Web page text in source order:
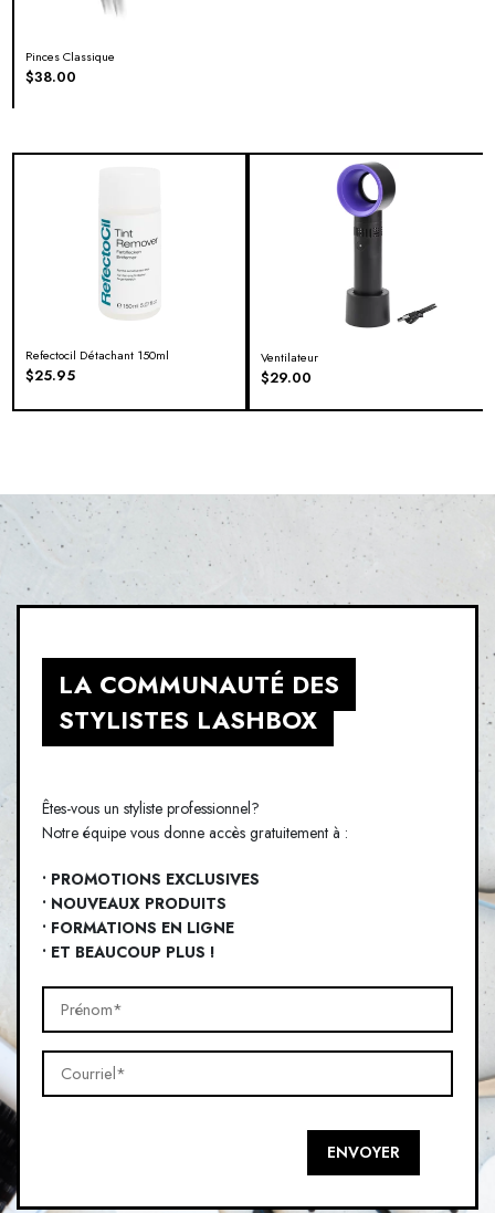
Pinces Classique
$38.00
Refectocil Détachant 150ml
$25.95
Ventilateur
$29.00
LA COMMUNAUTÉ DES
STYLISTES LASHBOX
Êtes-vous un styliste professionnel?
Notre équipe vous donne accès gratuitement à :
• PROMOTIONS EXCLUSIVES
• NOUVEAUX PRODUITS
• FORMATIONS EN LIGNE
• ET BEAUCOUP PLUS !
Prénom*
(Nécessaire)
Courriel*
(Nécessaire)
ENVOYER